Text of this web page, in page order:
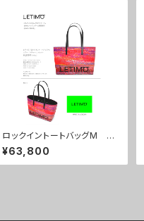
ロックイントートバッグM カ
ラー/シティーサンセット ■
配送まで約１か月
¥63,800